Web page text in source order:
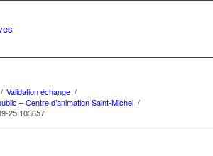
/ Validation échange /
– Centre d’animation Saint-Michel /
25 103657